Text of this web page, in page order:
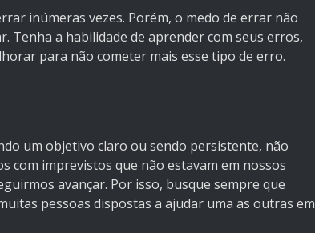
inúmeras vezes. Porém, o medo de errar não
Tenha a habilidade de aprender com seus erros,
para não cometer mais esse tipo de erro.
um objetivo claro ou sendo persistente, não
com imprevistos que não estavam em nossos
avançar. Por isso, busque sempre que
pessoas dispostas a ajudar uma as outras em